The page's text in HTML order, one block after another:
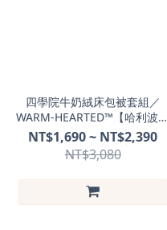
四學院牛奶絨床包被套組／
WARM-HEARTED™️【哈利波特
授權】
NT$1,690 ~ NT$2,390
NT$3,080